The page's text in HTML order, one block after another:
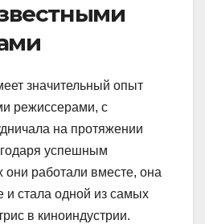
значительный опыт
режиссерами, с
на протяжении
успешным
они работали вместе, она
и стала одной из самых
в киноиндустрии.